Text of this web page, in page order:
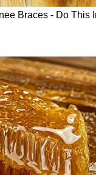
ಪ್ರಮುಖ
ವೃತ್ತಿ ಅಥವಾ
ವಿಶೇಷ
ಒಪ್ಪಂದವನ್ನು